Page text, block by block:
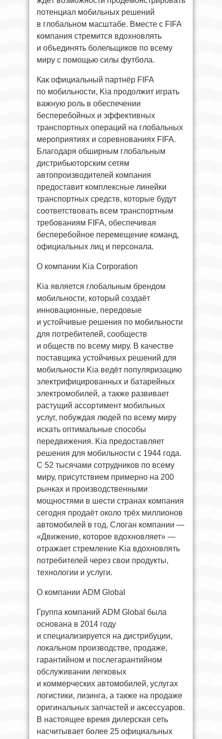
потенциал мобильных решений
в глобальном масштабе. Вместе с FIFA
компания стремится вдохновлять
и объединять болельщиков по всему
миру с помощью силы футбола.
Как официальный партнёр FIFA
по мобильности, Kia продолжит играть
важную роль в обеспечении
бесперебойных и эффективных
транспортных операций на глобальных
мероприятиях и соревнованиях FIFA.
Благодаря обширным глобальным
дистрибьюторским сетям
автопроизводителей компания
предоставит комплексные линейки
транспортных средств, которые будут
соответствовать всем транспортным
требованиям FIFA, обеспечивая
бесперебойное перемещение команд,
официальных лиц и персонала.
О компании Kia Corporation
Kia является глобальным брендом
мобильности, который создаёт
инновационные, передовые
и устойчивые решения по мобильности
для потребителей, сообществ
и обществ по всему миру. В качестве
поставщика устойчивых решений для
мобильности Kia ведёт популяризацию
электрифицированных и батарейных
электромобилей, а также развивает
растущий ассортимент мобильных
услуг, побуждая людей по всему миру
искать оптимальные способы
передвижения. Kia предоставляет
решения для мобильности с 1944 года.
С 52 тысячами сотрудников по всему
миру, присутствием примерно на 200
рынках и производственными
мощностями в шести странах компания
сегодня продаёт около трёх миллионов
автомобилей в год. Слоган компании —
«Движение, которое вдохновляет» —
отражает стремление Kia вдохновлять
потребителей через свои продукты,
технологии и услуги.
О компании ADM Global
Группа компаний ADM Global была
основана в 2014 году
и специализируется на дистрибуции,
локальном производстве, продаже,
гарантийном и послегарантийном
обслуживании легковых
и коммерческих автомобилей, услугах
логистики, лизинга, а также на продаже
оригинальных запчастей и аксессуаров.
В настоящее время дилерская сеть
насчитывает более 25 официальных